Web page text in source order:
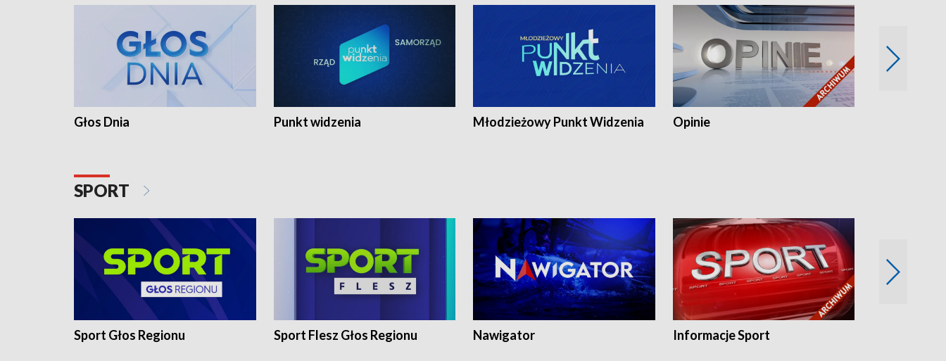
Głos Dnia Punkt widzenia Młodzieżowy Punkt Widzenia Opinie
SPORT
Sport Głos Regionu Sport Flesz Głos Regionu Nawigator Informacje Sport